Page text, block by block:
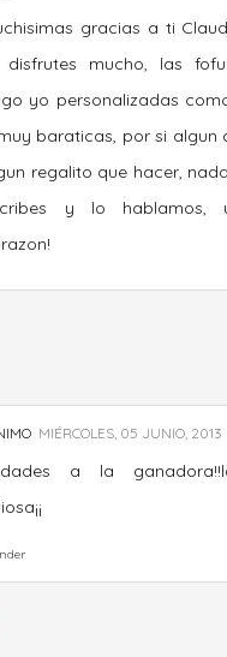
gracias a ti
mucho, las
yo personalizadas
baraticas, por si algun
regalito que hacer,
y lo hablamos,
MIÉRCOLES, 05 JUNIO, 2013
a la